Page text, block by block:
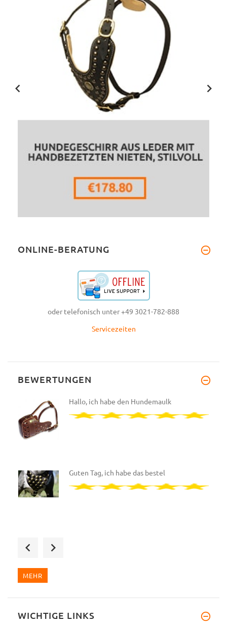
ONLINE-BERATUNG
oder telefonisch unter +49 3021-782-888
Servicezeiten
BEWERTUNGEN
Hallo, ich habe den Hundemaulk
Guten Tag, ich habe das bestel
Hallo, wir haben ein neues Ges
MEHR
WICHTIGE LINKS